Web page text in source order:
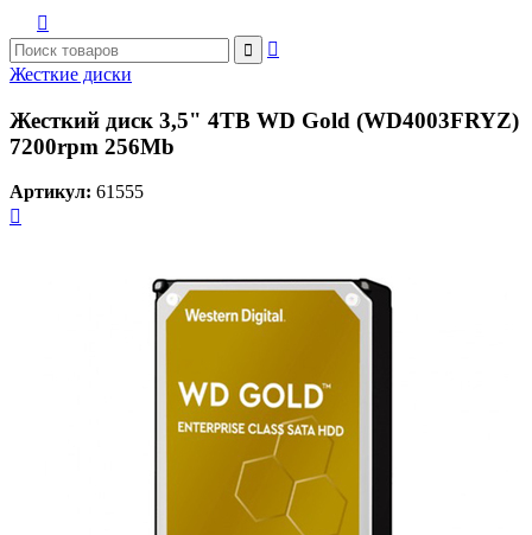



Жесткие диски
Жесткий диск 3,5" 4TB WD Gold (WD4003FRYZ)
7200rpm 256Mb
Артикул: 61555
